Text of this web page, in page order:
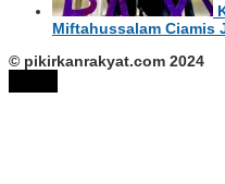
Miftahussalam Ciamis
© pikirkanrakyat.com 2024